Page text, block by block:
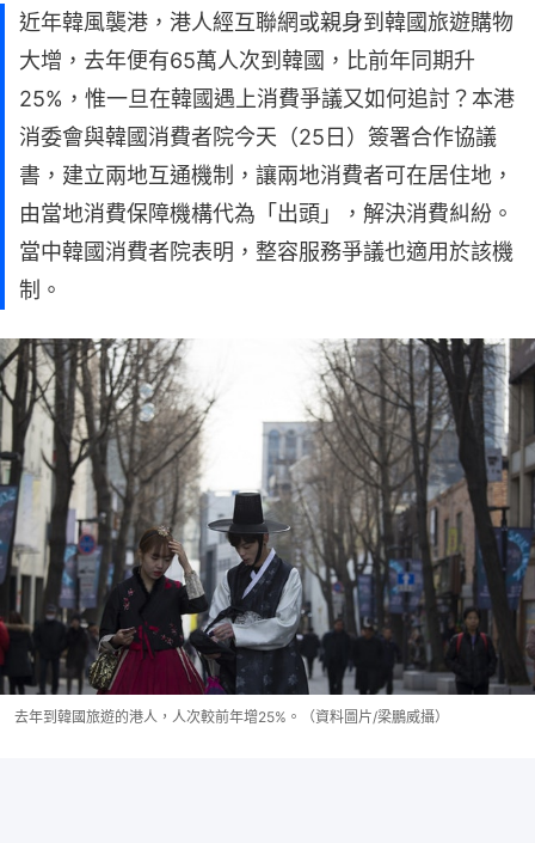
近年韓風襲港，港人經互聯網或親身到韓國旅遊購物
大增，去年便有65萬人次到韓國，比前年同期升
25%，惟一旦在韓國遇上消費爭議又如何追討？本港
消委會與韓國消費者院今天（25日）簽署合作協議
書，建立兩地互通機制，讓兩地消費者可在居住地，
由當地消費保障機構代為「出頭」，解決消費糾紛。
當中韓國消費者院表明，整容服務爭議也適用於該機
制。
去年到韓國旅遊的港人，人次較前年增25%。（資料圖片/梁鵬威攝）